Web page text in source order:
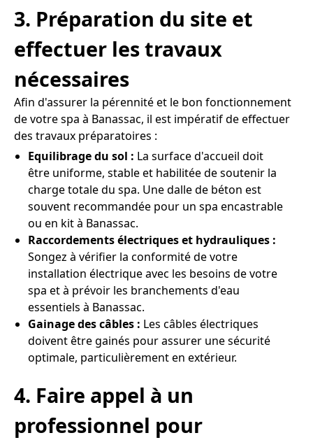
3. Préparation du site et
effectuer les travaux
nécessaires
Afin d'assurer la pérennité et le bon fonctionnement
de votre spa à Banassac, il est impératif de effectuer
des travaux préparatoires :
Equilibrage du sol : La surface d'accueil doit
être uniforme, stable et habilitée de soutenir la
charge totale du spa. Une dalle de béton est
souvent recommandée pour un spa encastrable
ou en kit à Banassac.
Raccordements électriques et hydrauliques :
Songez à vérifier la conformité de votre
installation électrique avec les besoins de votre
spa et à prévoir les branchements d'eau
essentiels à Banassac.
Gainage des câbles : Les câbles électriques
doivent être gainés pour assurer une sécurité
optimale, particulièrement en extérieur.
4. Faire appel à un
professionnel pour